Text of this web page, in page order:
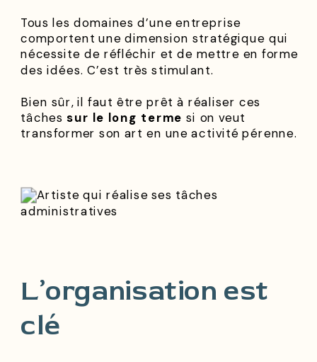
Tous les domaines d’une entreprise
comportent une dimension stratégique qui
nécessite de réfléchir et de mettre en forme
des idées. C’est très stimulant.
Bien sûr, il faut être prêt à réaliser ces
tâchessur le long terme si on veut
transformer son art en une activité pérenne.
L’organisation est
clé